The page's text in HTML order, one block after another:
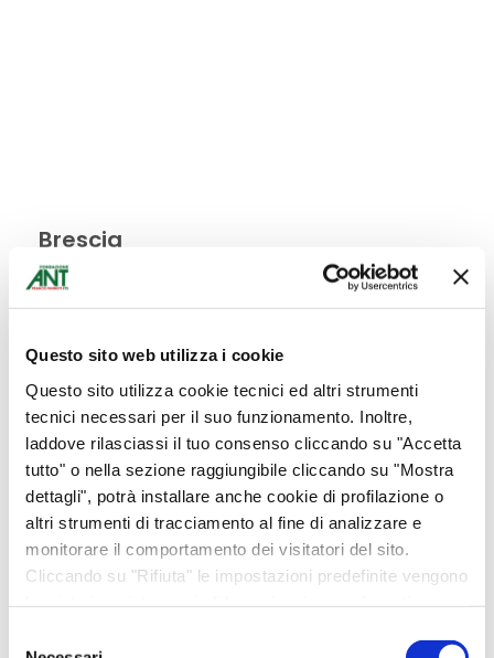
Questo sito web utilizza i cookie
Questo sito utilizza cookie tecnici ed altri strumenti
tecnici necessari per il suo funzionamento. Inoltre,
laddove rilasciassi il tuo consenso cliccando su "Accetta
tutto" o nella sezione raggiungibile cliccando su "Mostra
dettagli", potrà installare anche cookie di profilazione o
altri strumenti di tracciamento al fine di analizzare e
monitorare il comportamento dei visitatori del sito.
Cliccando su "Rifiuta" le impostazioni predefinite vengono
Brescia
Battesimo, comunione, cresima
Compleanno
Laurea
Matrimoni, anniversari
Abbigliamento
Bottega Alimentare
Carrello
Ciclamini
Collane Banè